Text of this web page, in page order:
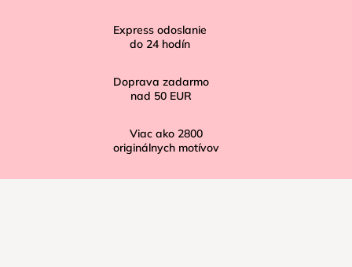
Express odoslanie
do 24 hodín
Doprava zadarmo
nad 50 EUR
Viac ako 2800
originálnych motívov